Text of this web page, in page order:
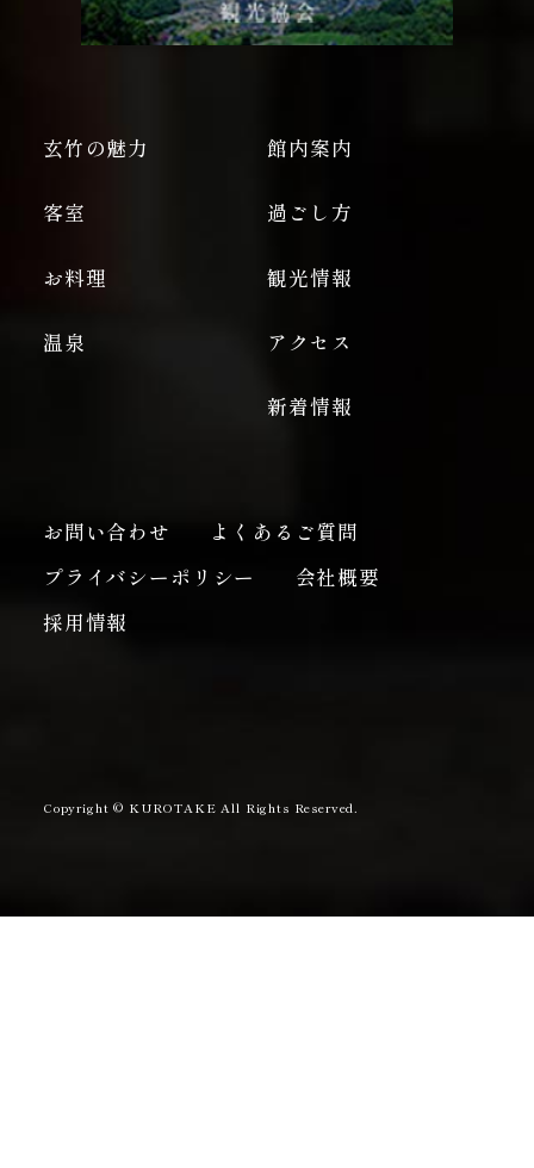
玄竹の魅力
客室
お料理
温泉
館内案内
過ごし方
観光情報
アクセス
新着情報
お問い合わせ
よくあるご質問
プライバシーポリシー
会社概要
採用情報
Copyright © KUROTAKE All Rights Reserved.